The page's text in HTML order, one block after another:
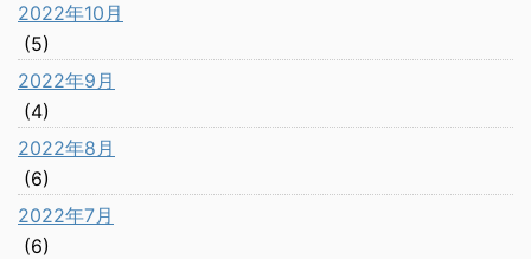
2022年10月
(5)
2022年9月
(4)
2022年8月
(6)
2022年7月
(6)